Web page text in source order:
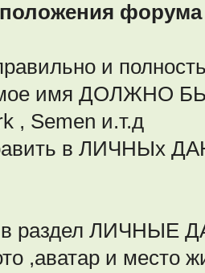
форума
и
имя ДОЛЖНО
, Semen и.т.д
в ЛИЧНЫх
в раздел ЛИЧНЫЕ
,аватар и место